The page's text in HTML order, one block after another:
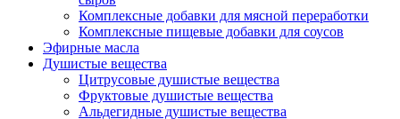
Комплексные добавки для мясной переработки
Комплексные пищевые добавки для соусов
Эфирные масла
Душистые вещества
Цитрусовые душистые вещества
Фруктовые душистые вещества
Альдегидные душистые вещества